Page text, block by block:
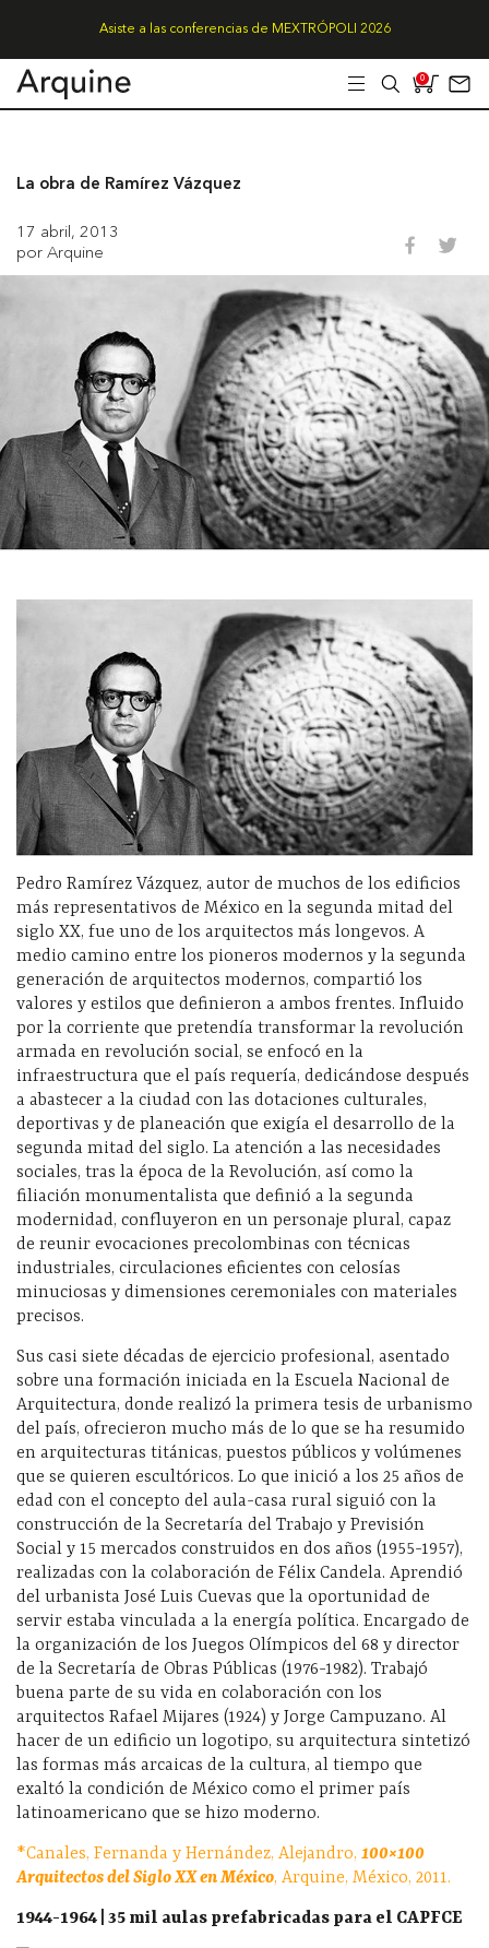
Asiste a las conferencias de MEXTRÓPOLI 2026
0
La obra de Ramírez Vázquez
17 abril, 2013
por Arquine
Pedro Ramírez Vázquez, autor de muchos de los edificios
más representativos de México en la segunda mitad del
siglo XX, fue uno de los arquitectos más longevos. A
medio camino entre los pioneros modernos y la segunda
generación de arquitectos modernos, compartió los
valores y estilos que definieron a ambos frentes. Influido
por la corriente que pretendía transformar la revolución
armada en revolución social, se enfocó en la
infraestructura que el país requería, dedicándose después
a abastecer a la ciudad con las dotaciones culturales,
deportivas y de planeación que exigía el desarrollo de la
segunda mitad del siglo. La atención a las necesidades
sociales, tras la época de la Revolución, así como la
filiación monumentalista que definió a la segunda
modernidad, confluyeron en un personaje plural, capaz
de reunir evocaciones precolombinas con técnicas
industriales, circulaciones eficientes con celosías
minuciosas y dimensiones ceremoniales con materiales
precisos.
Sus casi siete décadas de ejercicio profesional, asentado
sobre una formación iniciada en la Escuela Nacional de
Arquitectura, donde realizó la primera tesis de urbanismo
del país, ofrecieron mucho más de lo que se ha resumido
en arquitecturas titánicas, puestos públicos y volúmenes
que se quieren escultóricos. Lo que inició a los 25 años de
edad con el concepto del aula-casa rural siguió con la
construcción de la Secretaría del Trabajo y Previsión
Social y 15 mercados construidos en dos años (1955-1957),
realizadas con la colaboración de Félix Candela. Aprendió
del urbanista José Luis Cuevas que la oportunidad de
servir estaba vinculada a la energía política. Encargado de
la organización de los Juegos Olímpicos del 68 y director
de la Secretaría de Obras Públicas (1976-1982). Trabajó
buena parte de su vida en colaboración con los
arquitectos Rafael Mijares (1924) y Jorge Campuzano. Al
hacer de un edificio un logotipo, su arquitectura sintetizó
las formas más arcaicas de la cultura, al tiempo que
exaltó la condición de México como el primer país
latinoamericano que se hizo moderno.
*Canales, Fernanda y Hernández, Alejandro, 100×100
Arquitectos del Siglo XX en México, Arquine, México, 2011.
1944-1964 | 35 mil aulas prefabricadas para el CAPFCE